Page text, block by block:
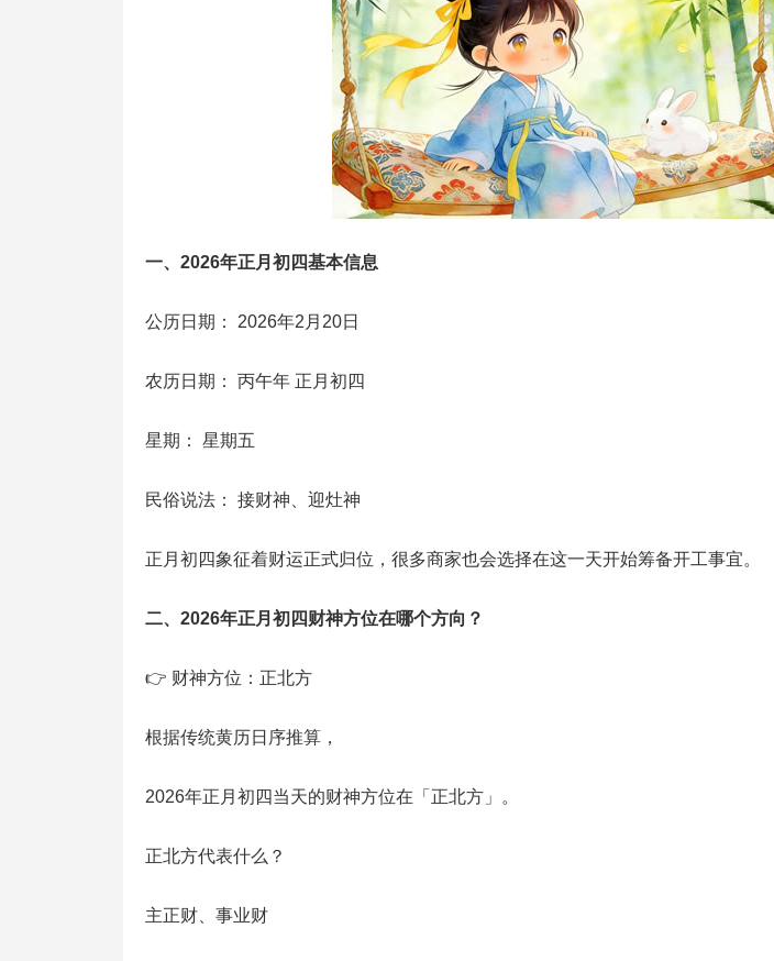
一、2026年正月初四基本信息
公历日期： 2026年2月20日
农历日期： 丙午年 正月初四
星期： 星期五
民俗说法： 接财神、迎灶神
正月初四象征着财运正式归位，很多商家也会选择在这一天开始筹备开工事宜。
二、2026年正月初四财神方位在哪个方向？
👉 财神方位：正北方
根据传统黄历日序推算，
2026年正月初四当天的财神方位在「正北方」。
正北方代表什么？
主正财、事业财